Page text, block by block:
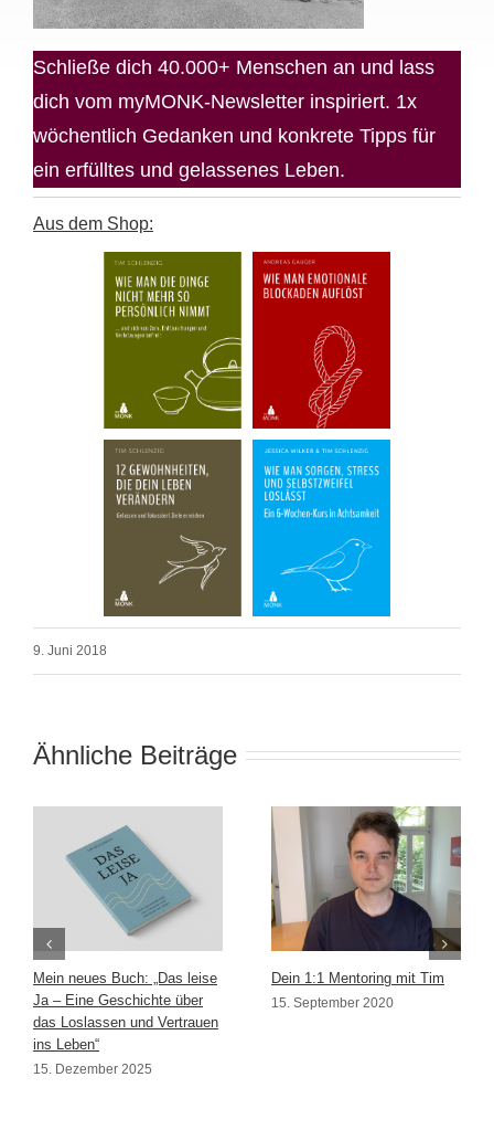
Schließe dich 40.000+ Menschen an und lass
dich vom myMONK-Newsletter inspiriert. 1x
wöchentlich Gedanken und konkrete Tipps für
ein erfülltes und gelassenes Leben.
Aus dem Shop:
9. Juni 2018
Ähnliche Beiträge
Mein neues Buch: „Das leise
Ja – Eine Geschichte über
das Loslassen und Vertrauen
ins Leben“
15. Dezember 2025
Dein 1:1 Mentoring mit Tim
15. September 2020